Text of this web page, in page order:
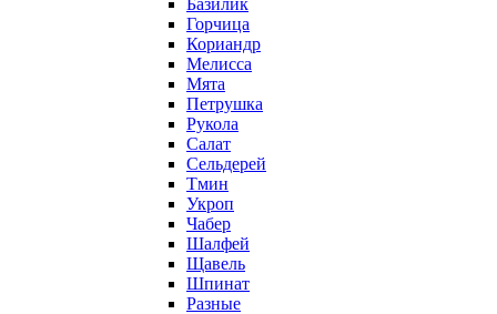
Базилик
Горчица
Кориандр
Мелисса
Мята
Петрушка
Рукола
Салат
Сельдерей
Тмин
Укроп
Чабер
Шалфей
Щавель
Шпинат
Разные